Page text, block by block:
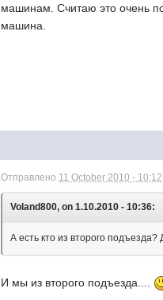
машинам. Считаю это очень
машина.
Отправлено 11 October 2010 - 10:12
Voland800, on 1.10.2010 - 10:36:
А есть кто из второго подъезда?
И мы из второго подъезда....